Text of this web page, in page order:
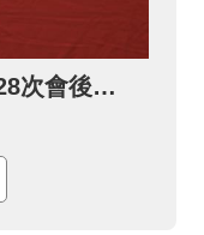
內政部部務會報 115年第28次會後記者會